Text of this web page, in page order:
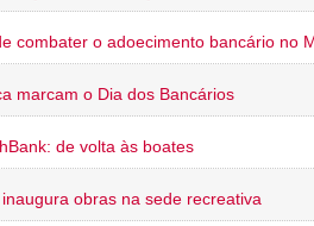
combater o adoecimento bancário no
marcam o Dia dos Bancários
de volta às boates
obras na sede recreativa